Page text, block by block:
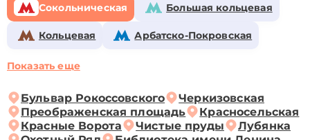
Сокольническая Большая кольцевая
Кольцевая Арбатско-Покровская
Показать еще
Бульвар Рокоссовского
Черкизовская
Преображенская площадь
Красносельская
Красные Ворота
Чистые пруды
Лубянка